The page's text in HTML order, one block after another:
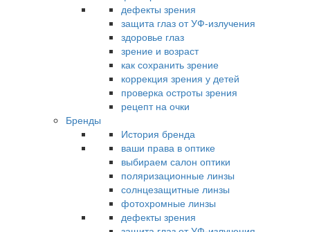
дефекты зрения
защита глаз от УФ-излучения
здоровье глаз
зрение и возраст
как сохранить зрение
коррекция зрения у детей
проверка остроты зрения
рецепт на очки
Бренды
История бренда
ваши права в оптике
выбираем салон оптики
поляризационные линзы
солнцезащитные линзы
фотохромные линзы
дефекты зрения